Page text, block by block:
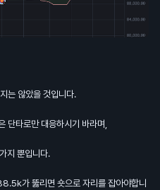
는 않았을 것입니다.
단타로만 대응하시기 바라며,
지 뿐입니다.
가 뚫리면 숏으로 자리를 잡아야합니